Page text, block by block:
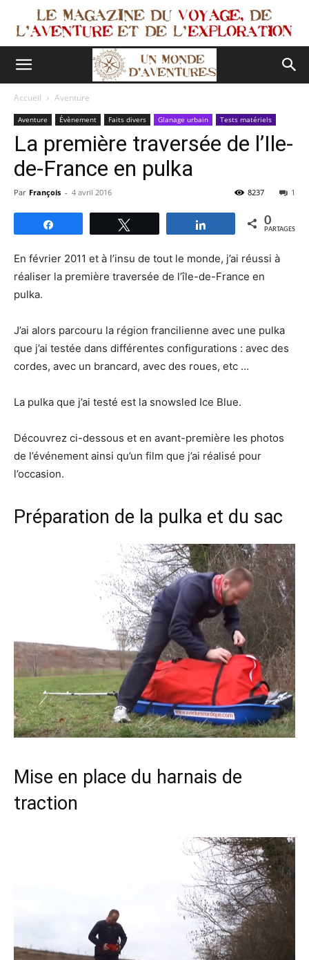
Accueil Aventure
Aventure Évènement Faits divers Glanage urbain Tests matériels
La première traversée de l’Ile-
de-France en pulka
Par François - 4 avril 2016 1
8237
Partagez 0
PARTAGES
En février 2011 et à l’insu de tout le monde, j’ai réussi à
réaliser la première traversée de l’île-de-France en
pulka.
J’ai alors parcouru la région francilienne avec une pulka
que j’ai testée dans différentes configurations : avec des
cordes, avec un brancard, avec des roues, etc …
La pulka que j’ai testé est la snowsled Ice Blue.
Découvrez ci-dessous et en avant-première les photos
de l’événement ainsi qu’un film que j’ai réalisé pour
l’occasion.
Préparation de la pulka et du sac
Mise en place du harnais de
traction